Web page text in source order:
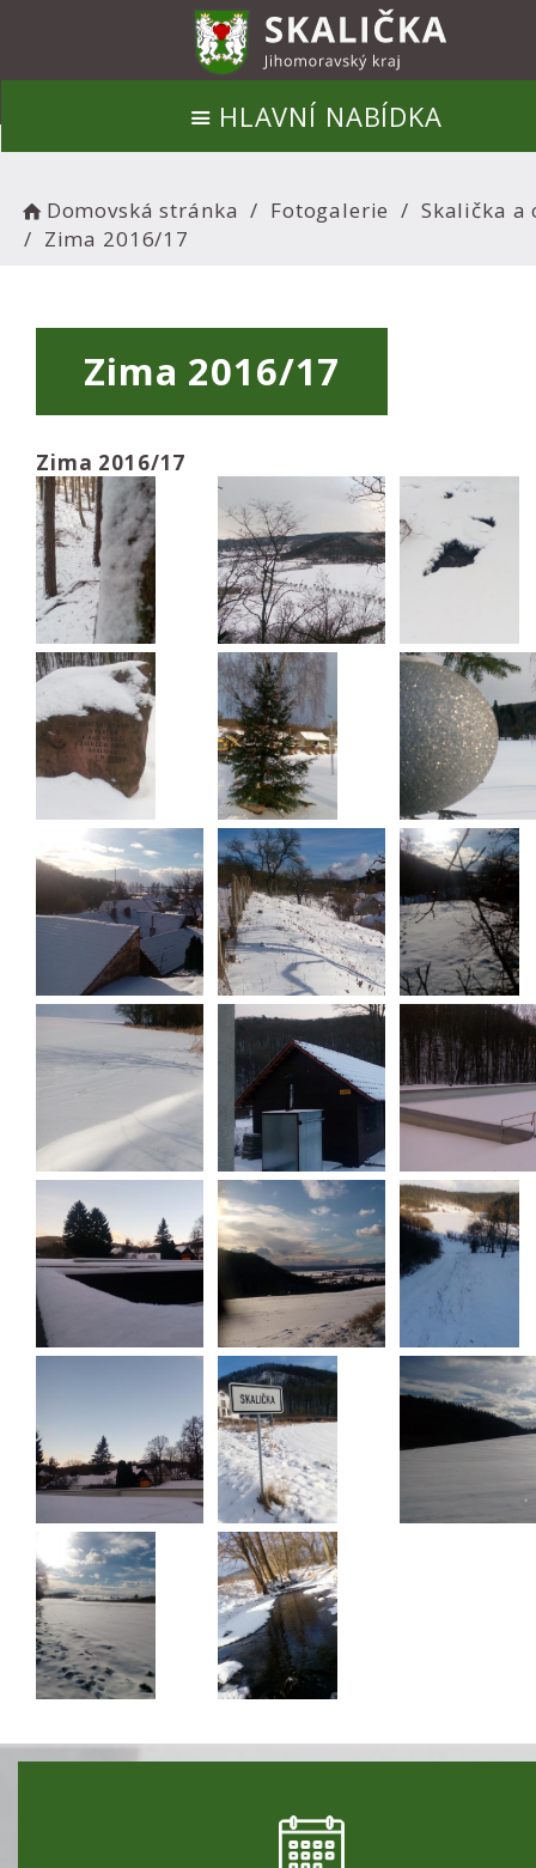
HLAVNÍ NABÍDKA
Domovská stránka Fotogalerie
Skalička a
Zima 2016/17
Zima 2016/17
Zima 2016/17